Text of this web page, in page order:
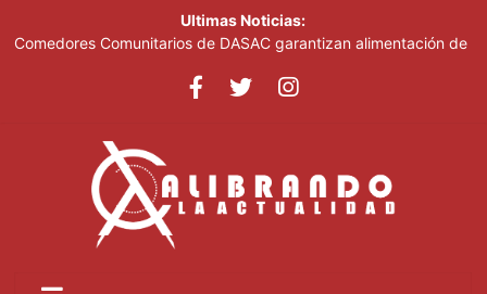
Ultimas Noticias:
Comedores Comunitarios de DASAC garantizan alimentación de
Centroamericanos y del Caribe Santo Domingo 2026
Senado de EE. UU. aprueba nuevo paquete de sanciones a
Italia dice que no acepta ultimátums y mantendrá la suspensión
del Schengen con España
Fransheska Matías gana dos plata en el torneo de pesas de los